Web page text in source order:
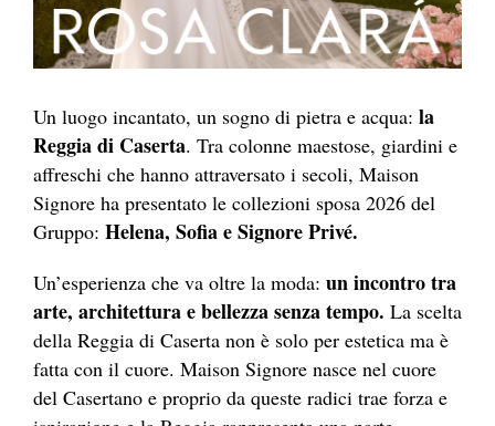
Un luogo incantato, un sogno di pietra e acqua: la
Reggia di Caserta. Tra colonne maestose, giardini e
affreschi che hanno attraversato i secoli, Maison
Signore ha presentato le collezioni sposa 2026 del
Gruppo: Helena, Sofia e Signore Privé.
Un’esperienza che va oltre la moda: un incontro tra
arte, architettura e bellezza senza tempo. La scelta
della Reggia di Caserta non è solo per estetica ma è
fatta con il cuore. Maison Signore nasce nel cuore
del Casertano e proprio da queste radici trae forza e